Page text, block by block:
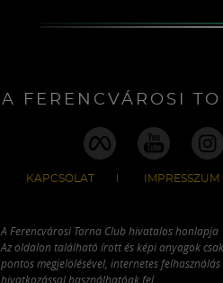
A FERENCVÁROSI
KAPCSOLAT IMPRESSZUM
A Ferencvárosi Torna Club hivatalos honlapja
Az oldalon található írott és képi anyagok
pontos megjelölésével, internetes
hivatkozással használhatóak fel.